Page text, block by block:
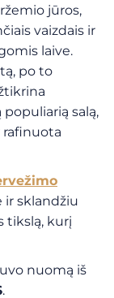
jūros,
vaizdais ir
laive.
po to
salą,
rafinuota
ir sklandžiu
tikslą, kurį
nuomą iš
.